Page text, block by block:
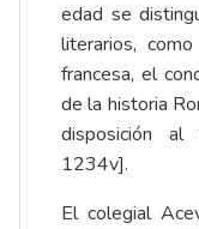
edad se
literarios,
francesa, el
de la historia
disposición
1234v].
El colegial